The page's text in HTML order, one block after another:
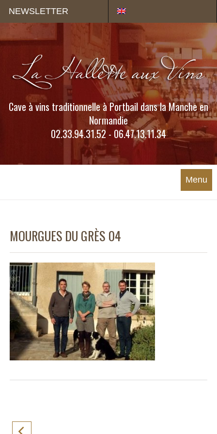
NEWSLETTER
Cave à vins traditionnelle à Portbail dans la Manche en
Normandie
02.33.94.31.52 - 06.47.13.11.34
Menu
MOURGUES DU GRÈS 04
Panneau de gestion des cookies